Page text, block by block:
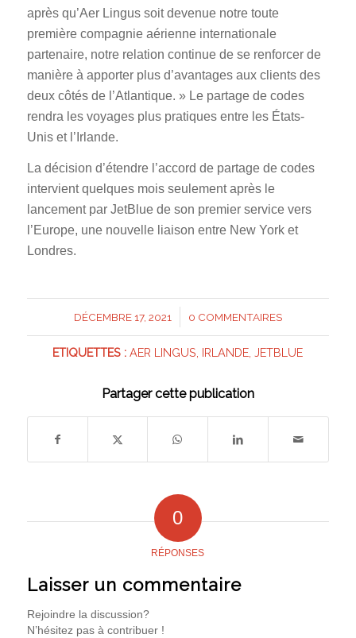
après qu’Aer Lingus soit devenue notre toute
première compagnie aérienne internationale
partenaire, notre relation continue de se renforcer de
manière à apporter plus d’avantages aux clients des
deux côtés de l’Atlantique. » Le partage de codes
rendra les voyages plus pratiques entre les États-
Unis et l’Irlande.
La décision d’étendre l’accord de partage de codes
intervient quelques mois seulement après le
lancement par JetBlue de son premier service vers
l’Europe, une nouvelle liaison entre New York et
Londres.
DÉCEMBRE 17, 2021
/ 0 COMMENTAIRES
ETIQUETTES : AER LINGUS IRLANDE ,JETBLUE
Partager cette publication
0
RÉPONSES
Laisser un commentaire
Rejoindre la discussion?
N’hésitez pas à contribuer !